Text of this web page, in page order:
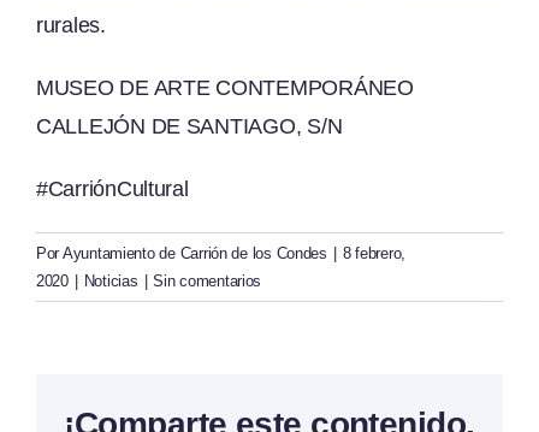
rurales.
MUSEO DE ARTE CONTEMPORÁNEO
CALLEJÓN DE SANTIAGO, S/N
#CarriónCultural
Por Ayuntamiento de Carrión de los Condes
8 febrero,
2020
Noticias Sin comentarios
¡Comparte este contenido,